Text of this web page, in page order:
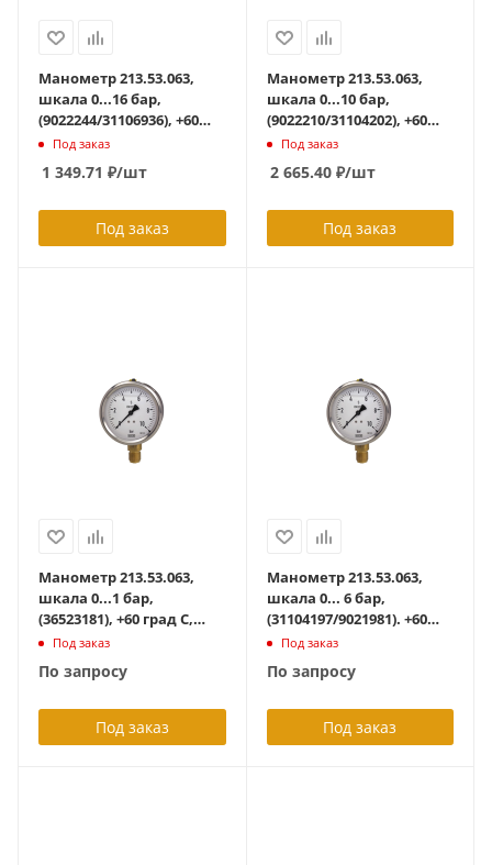
Манометр 213.53.063,
шкала 0...16 бар,
(9022244/31106936), +60
град С, осевое G1/4B, с
гидрозаполнением
Под заказ
1 349.71 ₽/шт
Под заказ
Манометр 213.53.063,
шкала 0...10 бар,
(9022210/31104202), +60
град С, осевое G1/4B, с
гидрозаполнением
Под заказ
2 665.40₽/шт
Под заказ
Манометр 213.53.063,
шкала 0...1 бар,
(36523181), +60 град С,
радиальный G1/4B, с
Под заказ
По запросу
Под заказ
Манометр 213.53.063,
шкала 0... 6 бар,
(31104197/9021981). +60
град С, радиальный
гидрозаполнением
Под заказ
По запросу
Под заказ